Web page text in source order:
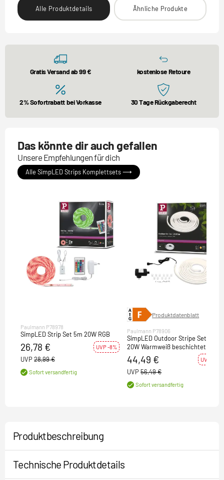
Alle Produktdetails Ähnliche Produkte
Gratis Versand ab 99 € kostenlose Retoure
2% Sofortrabatt bei Vorkasse 30 Tage Rückgaberecht
Das könnte dir auch gefallen
Unsere Empfehlungen für dich
Alle SimpLED Strips Komplettsets ⟶
Paulmann P78978
SimpLED Strip Set 5m 20W RGB
26,78 € UVP -8%
UVP 28,99 €
Sofort versandfertig
Produktdatenblatt
Paulmann P78906
SimpLED Outdoor Stripe Set 5m
20W Warmweiß beschichtet
44,49 € UVP -21%
UVP 56,49 €
Sofort versandfertig
Produktbeschreibung
Technische Produktdetails